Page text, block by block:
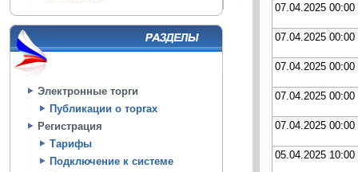
Электронные торги
Публикации о торгах
Регистрация
Тарифы
Подключение к системе
07.04.2025 00:00
07.04.2025 00:00
07.04.2025 00:00
07.04.2025 00:00
07.04.2025 00:00
05.04.2025 10:00